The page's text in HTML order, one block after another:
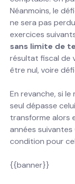
Néanmoins, le
ne sera pas
exercices
sans limite de
résultat fiscal de
être nul, voire
En revanche, si
seul dépasse
transforme alors
années suivantes
condition pour
{{banner}}